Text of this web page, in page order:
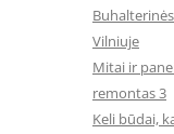
Vilniuje
Mitai ir
remontas 3
Keli būdai,